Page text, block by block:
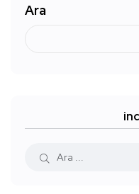
Ara